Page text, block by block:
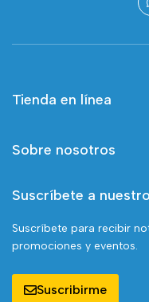
Tienda en línea
Sobre nosotros
Suscríbete a
Suscríbete para recibir
promociones y eventos.
Suscribirme